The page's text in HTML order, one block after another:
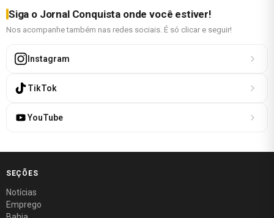
Siga o Jornal Conquista onde você estiver!
Nos acompanhe também nas redes sociais. É só clicar e seguir!
Instagram
TikTok
YouTube
SEÇÕES
Notícias
Emprego